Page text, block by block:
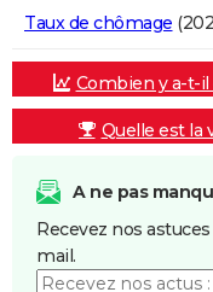
Taux de chômage
Combien y a-t-il
Quelle est la
A ne pas
Recevez nos
mail.